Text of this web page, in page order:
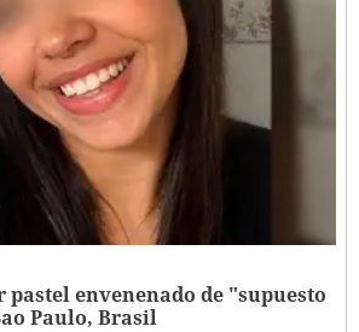
pastel envenenado de "supuesto
Paulo, Brasil